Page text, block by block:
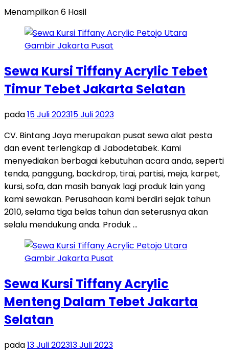
Menampilkan 6 Hasil
Sewa Kursi Tiffany Acrylic Tebet
Timur Tebet Jakarta Selatan
pada15 Juli 202315 Juli 2023
CV. Bintang Jaya merupakan pusat sewa alat pesta
dan event terlengkap di Jabodetabek. Kami
menyediakan berbagai kebutuhan acara anda, seperti
tenda, panggung, backdrop, tirai, partisi, meja, karpet,
kursi, sofa, dan masih banyak lagi produk lain yang
kami sewakan. Perusahaan kami berdiri sejak tahun
2010, selama tiga belas tahun dan seterusnya akan
selalu mendukung anda. Produk …
Sewa Kursi Tiffany Acrylic
Menteng Dalam Tebet Jakarta
Selatan
pada13 Juli 202313 Juli 2023